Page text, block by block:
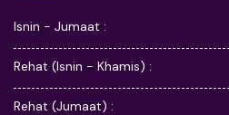
Isnin - Jumaat :
Rehat (Isnin - Khamis) :
Rehat (Jumaat) :